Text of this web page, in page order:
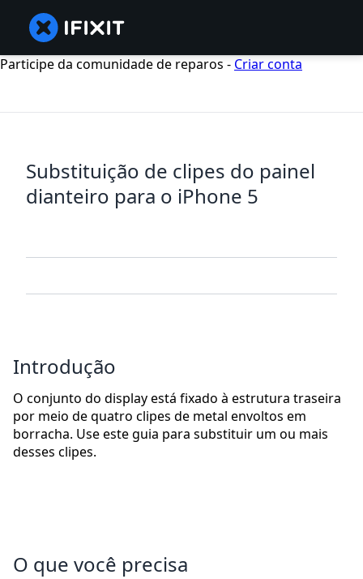
Participe da comunidade de reparos - Criar conta
Substituição de clipes do painel
dianteiro para o iPhone 5
Introdução
O conjunto do display está fixado à estrutura traseira
por meio de quatro clipes de metal envoltos em
borracha. Use este guia para substituir um ou mais
desses clipes.
O que você precisa